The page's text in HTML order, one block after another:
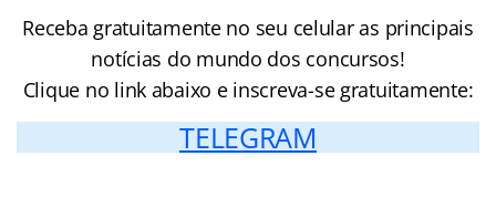
Receba gratuitamente no seu celular as principais
notícias do mundo dos concursos!
Clique no link abaixo e inscreva-se gratuitamente:
TELEGRAM